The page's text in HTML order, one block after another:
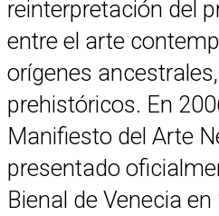
reinterpretación del
entre el arte
orígenes
prehistóricos. En
Manifiesto del Arte
presentado
Bienal de Venecia